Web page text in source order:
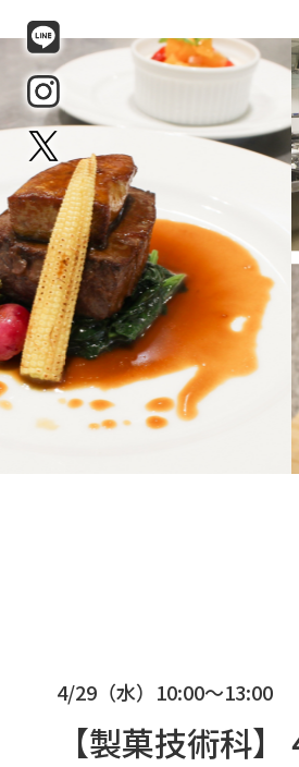
4/29（水） 10:00〜13:00
【製菓技術科